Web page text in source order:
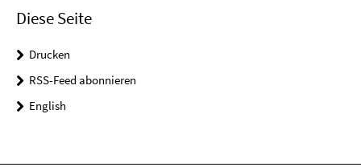
Diese Seite
Drucken
RSS-Feed abonnieren
English